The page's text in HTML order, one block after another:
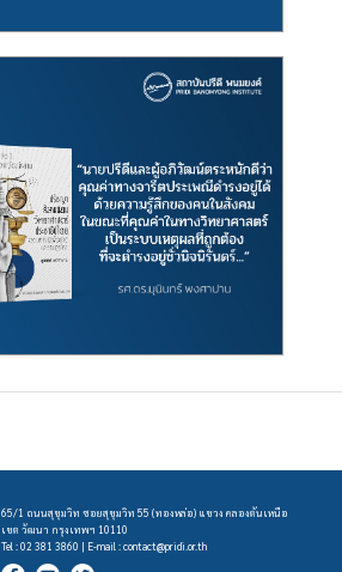
65/1 ถนนสุขุมวิท ซอยสุขุมวิท 55 (ทองหล่อ) แขวง คลองตันเหนือ
เขต วัฒนา กรุงเทพฯ 10110
Tel : 02 381 3860 | E-mail :contact@pridi.or.th